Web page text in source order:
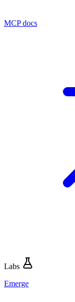
MCP docs
Labs
Emerge